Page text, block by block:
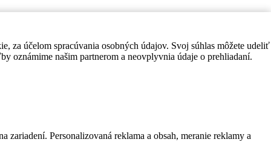
za účelom spracúvania osobných údajov. Svoj súhlas môžete udeliť
oznámime našim partnerom a neovplyvnia údaje o prehliadaní.
Personalizovaná reklama a obsah, meranie reklamy a